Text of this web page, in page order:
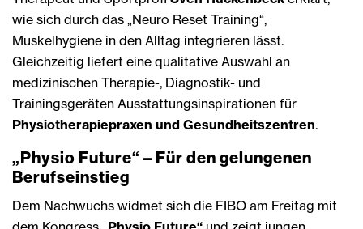
wie sich durch das „Neuro Reset Training“,
Muskelhygiene in den Alltag integrieren lässt.
Gleichzeitig liefert eine qualitative Auswahl an
medizinischen Therapie-, Diagnostik- und
Trainingsgeräten Ausstattungsinspirationen für
Physiotherapiepraxen und Gesundheitszentren.
„Physio Future“ – Für den gelungenen
Berufseinstieg
Dem Nachwuchs widmet sich die FIBO am Freitag mit